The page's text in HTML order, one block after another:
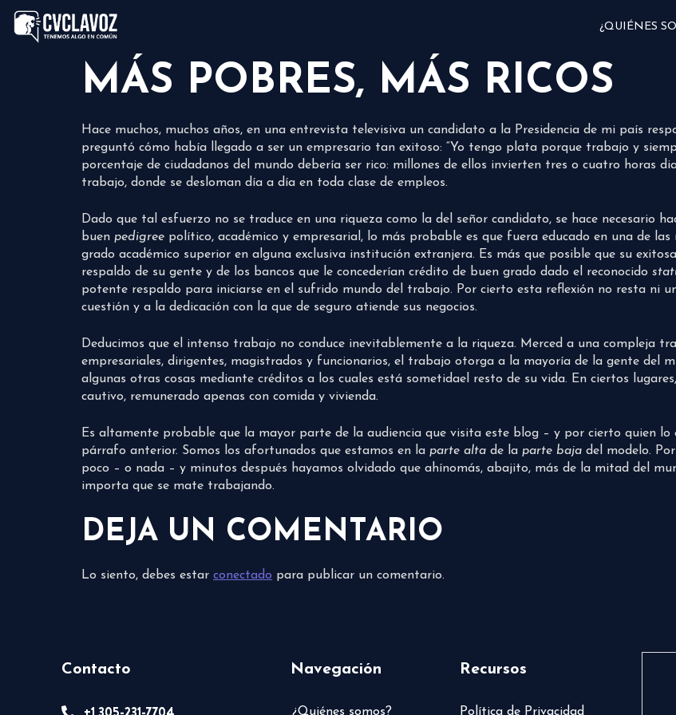
¿QUIÉNES
MÁS POBRES, MÁS RICOS
Hace muchos, muchos años, en una entrevista televisiva un candidato a la Presidencia de mi país
preguntó cómo había llegado a ser un empresario tan exitoso: “Yo tengo plata porque trabajo y
porcentaje de ciudadanos del mundo debería ser rico: millones de ellos invierten tres o cuatro horas
trabajo, donde se desloman día a día en toda clase de empleos.
Dado que tal esfuerzo no se traduce en una riqueza como la del señor candidato, se hace necesario
buen pedigree político, académico y empresarial, lo más probable es que fuera educado en una de
grado académico superior en alguna exclusiva institución extranjera. Es más que posible que su
respaldo de su gente y de los bancos que le concederían crédito de buen grado dado el reconocido
potente respaldo para iniciarse en el sufrido mundo del trabajo. Por cierto esta reflexión no resta ni
cuestión y a la dedicación con la que de seguro atiende sus negocios.
Deducimos que el intenso trabajo no conduce inevitablemente a la riqueza. Merced a una compleja
empresariales, dirigentes, magistrados y funcionarios, el trabajo otorga a la mayoría de la gente del
algunas otras cosas mediante créditos a los cuales está sometidael resto de su vida. En ciertos
cautivo, remunerado apenas con comida y vivienda.
Es altamente probable que la mayor parte de la audiencia que visita este blog – y por cierto quien lo
párrafo anterior. Somos los afortunados que estamos en la parte alta de la parte baja del modelo.
poco – o nada – y minutos después hayamos olvidado que ahínomás, abajito, más de la mitad del
importa que se mate trabajando.
DEJA UN COMENTARIO
Lo siento, debes estar conectado para publicar un comentario.
Contacto Navegación
¿Quiénes somos?
Recursos
Política de Privacidad